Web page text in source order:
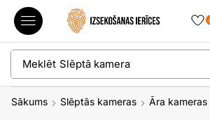
Meklēt Slēptā kamera
Sākums Slēptās kameras Āra